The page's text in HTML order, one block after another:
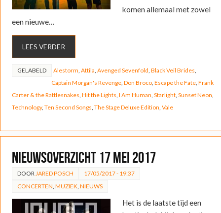
komen allemaal met zowel
een nieuwe…
LEES VERDER
GELABELD Alestorm Attila Avenged Sevenfold Black Veil Brides
Captain Morgan's Revenge, Don Broco, Escape the Fate, Frank
Carter & the Rattlesnakes Hit the Lights I Am Human Starlight, Sunset Neon
Technology, Ten Second Songs The Stage Deluxe Edition Vale
Nieuwsoverzicht 17 mei 2017
DOOR JARED POSCH
17/05/2017 - 19:37
CONCERTEN MUZIEK NIEUWS
Het is de laatste tijd een